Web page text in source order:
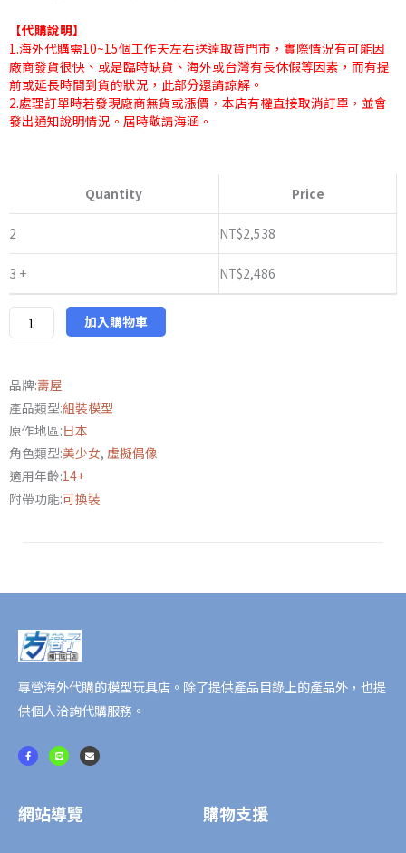
【代購說明】
1.海外代購需10~15個工作天左右送達取貨門市，實際情況有可能因
廠商發貨很快、或是臨時缺貨、海外或台灣有長休假等因素，而有提
前或延長時間到貨的狀況，此部分還請諒解。
2.處理訂單時若發現廠商無貨或漲價，本店有權直接取消訂單，並會
發出通知說明情況。屆時敬請海涵。
Quantity Price
2 NT$2,538
3 + NT$2,486
屋
FG105
機
音
女
初
音
Another
Color
Ver.
附
版
加入購物車
品牌:壽屋
產品類型:組裝模型
原作地區:日本
角色類型:美少女, 虛擬偶像
適用年齡:14+
附帶功能:可換裝
專營海外代購的模型玩具店。除了提供產品目錄上的產品外，也提
供個人洽詢代購服務。
F
a
c
k
-
L
i
n
E
n
v
網站導覽 購物支援